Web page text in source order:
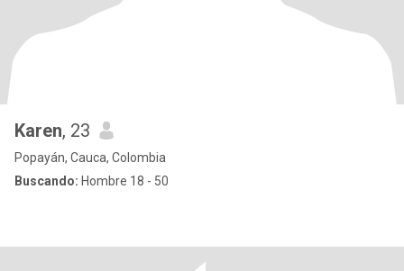
Karen, 23
Popayán, Cauca, Colombia
Buscando: Hombre 18 - 50